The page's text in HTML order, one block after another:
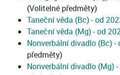
(Volitelné předměty)
Taneční věda (Bc) - od
Taneční věda (Mg) - od
Nonverbální divadlo (Bc) -
předměty)
Nonverbální divadlo (Mg)